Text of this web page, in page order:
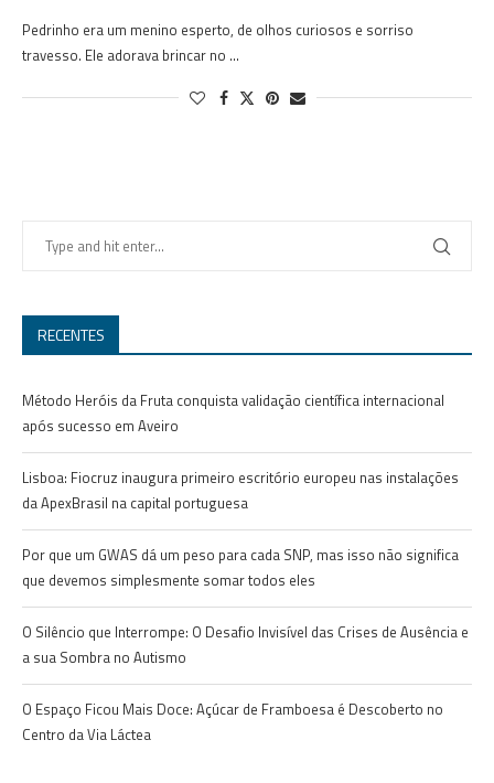
Pedrinho era um menino esperto, de olhos curiosos e sorriso
travesso. Ele adorava brincar no …
RECENTES
Método Heróis da Fruta conquista validação científica internacional
após sucesso em Aveiro
Lisboa: Fiocruz inaugura primeiro escritório europeu nas instalações
da ApexBrasil na capital portuguesa
Por que um GWAS dá um peso para cada SNP, mas isso não significa
que devemos simplesmente somar todos eles
O Silêncio que Interrompe: O Desafio Invisível das Crises de Ausência e
a sua Sombra no Autismo
O Espaço Ficou Mais Doce: Açúcar de Framboesa é Descoberto no
Centro da Via Láctea